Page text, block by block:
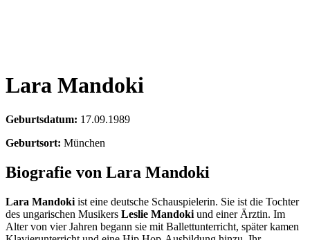
Lara Mandoki
Geburtsdatum: 17.09.1989
Geburtsort: München
Biografie von Lara Mandoki
Lara Mandoki ist eine deutsche Schauspielerin. Sie ist die Tochter
des ungarischen Musikers Leslie Mandoki und einer Ärztin. Im
Alter von vier Jahren begann sie mit Ballettunterricht, später kamen